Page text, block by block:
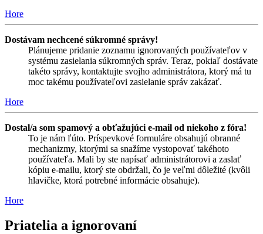
Hore
Dostávam nechcené súkromné správy!
Plánujeme pridanie zoznamu ignorovaných používateľov v
systému zasielania súkromných správ. Teraz, pokiaľ dostávate
takéto správy, kontaktujte svojho administrátora, ktorý má tu
moc takému používateľovi zasielanie správ zakázať.
Hore
Dostal/a som spamový a obťažujúci e-mail od niekoho z fóra!
To je nám ľúto. Príspevkové formuláre obsahujú obranné
mechanizmy, ktorými sa snažíme vystopovať takéhoto
používateľa. Mali by ste napísať administrátorovi a zaslať
kópiu e-mailu, ktorý ste obdržali, čo je veľmi dôležité (kvôli
hlavičke, ktorá potrebné informácie obsahuje).
Hore
Priatelia a ignorovaní